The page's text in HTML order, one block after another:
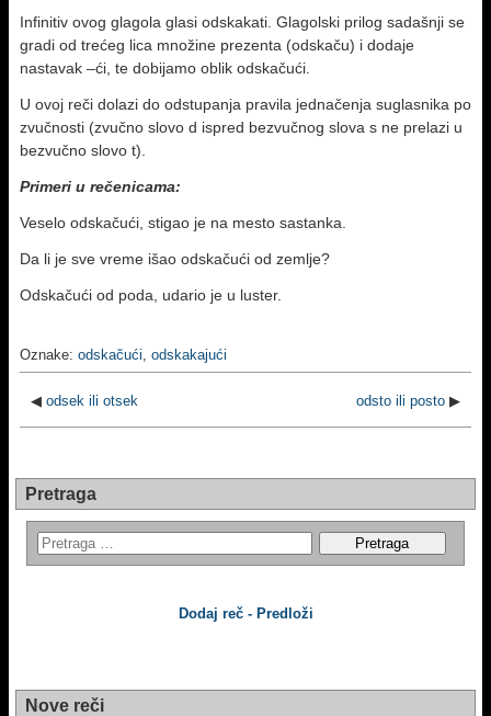
Infinitiv ovog glagola glasi odskakati. Glagolski prilog sadašnji se
gradi od trećeg lica množine prezenta (odskaču) i dodaje
nastavak –ći, te dobijamo oblik odskačući.
U ovoj reči dolazi do odstupanja pravila jednačenja suglasnika po
zvučnosti (zvučno slovo d ispred bezvučnog slova s ne prelazi u
bezvučno slovo t).
Primeri u rečenicama:
Veselo odskačući, stigao je na mesto sastanka.
Da li je sve vreme išao odskačući od zemlje?
Odskačući od poda, udario je u luster.
Oznake: odskačući, odskakajući
◀ odsek ili otsek odsto ili posto ▶
Pretraga
Dodaj reč - Predloži
Nove reči